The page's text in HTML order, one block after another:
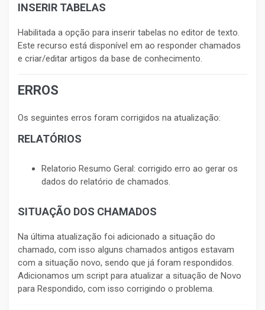
INSERIR TABELAS
Habilitada a opção para inserir tabelas no editor de texto.
Este recurso está disponível em ao responder chamados
e criar/editar artigos da base de conhecimento.
ERROS
Os seguintes erros foram corrigidos na atualização:
RELATÓRIOS
Relatorio Resumo Geral: corrigido erro ao gerar os
dados do relatório de chamados.
SITUAÇÃO DOS CHAMADOS
Na última atualização foi adicionado a situação do
chamado, com isso alguns chamados antigos estavam
com a situação novo, sendo que já foram respondidos.
Adicionamos um script para atualizar a situação de Novo
para Respondido, com isso corrigindo o problema.